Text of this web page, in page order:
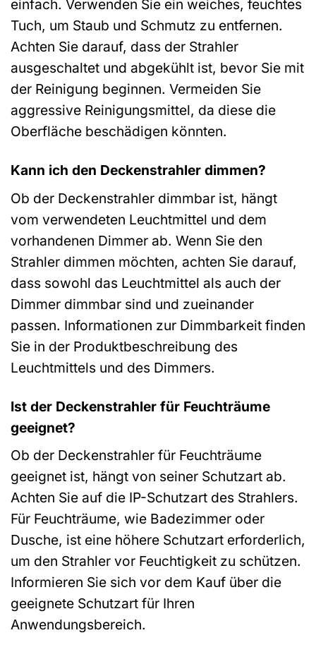
einfach. Verwenden Sie ein weiches, feuchtes
Tuch, um Staub und Schmutz zu entfernen.
Achten Sie darauf, dass der Strahler
ausgeschaltet und abgekühlt ist, bevor Sie mit
der Reinigung beginnen. Vermeiden Sie
aggressive Reinigungsmittel, da diese die
Oberfläche beschädigen könnten.
Kann ich den Deckenstrahler dimmen?
Ob der Deckenstrahler dimmbar ist, hängt
vom verwendeten Leuchtmittel und dem
vorhandenen Dimmer ab. Wenn Sie den
Strahler dimmen möchten, achten Sie darauf,
dass sowohl das Leuchtmittel als auch der
Dimmer dimmbar sind und zueinander
passen. Informationen zur Dimmbarkeit finden
Sie in der Produktbeschreibung des
Leuchtmittels und des Dimmers.
Ist der Deckenstrahler für Feuchträume
geeignet?
Ob der Deckenstrahler für Feuchträume
geeignet ist, hängt von seiner Schutzart ab.
Achten Sie auf die IP-Schutzart des Strahlers.
Für Feuchträume, wie Badezimmer oder
Dusche, ist eine höhere Schutzart erforderlich,
um den Strahler vor Feuchtigkeit zu schützen.
Informieren Sie sich vor dem Kauf über die
geeignete Schutzart für Ihren
Anwendungsbereich.